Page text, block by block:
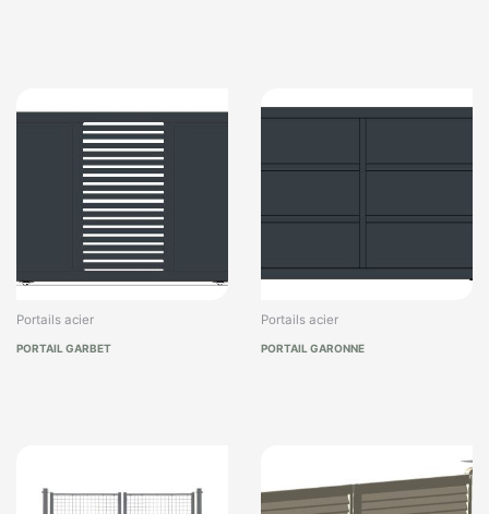
Portails acier
PORTAIL GARBET
Portails acier
PORTAIL GARONNE